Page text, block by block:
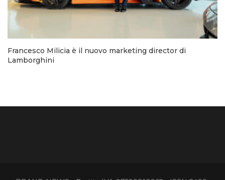
Francesco Milicia è il nuovo marketing director di
Lamborghini